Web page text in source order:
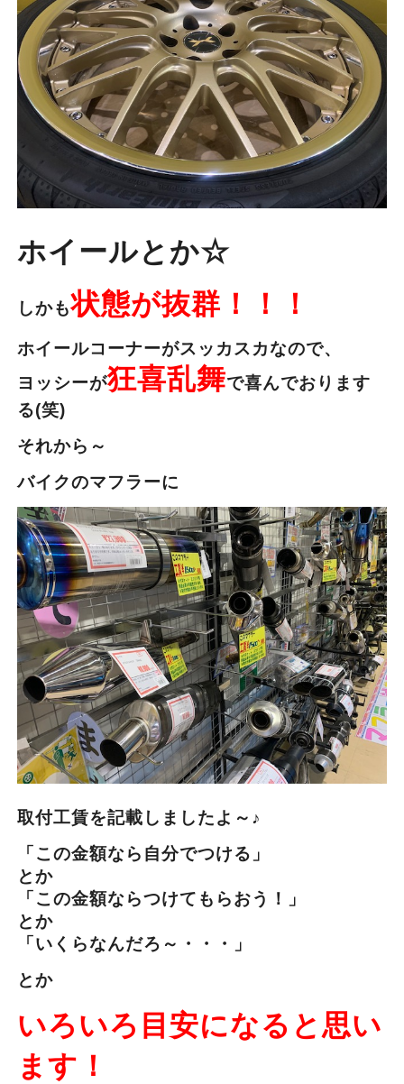
ホイールとか☆
しかも状態が抜群！！！
ホイールコーナーがスッカスカなので、
ヨッシーが狂喜乱舞で喜んでおります
る(笑)
それから～
バイクのマフラーに
取付工賃を記載しましたよ～♪
「この金額なら自分でつける」
とか
「この金額ならつけてもらおう！」
とか
「いくらなんだろ～・・・」
とか
いろいろ目安になると思い
ます！